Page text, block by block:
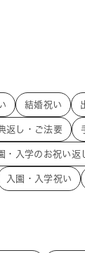
結婚祝い
返し・ご法要
・入学のお祝い返
入園・入学祝い